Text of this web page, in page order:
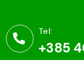

Tel:
+385

Tel:
+385